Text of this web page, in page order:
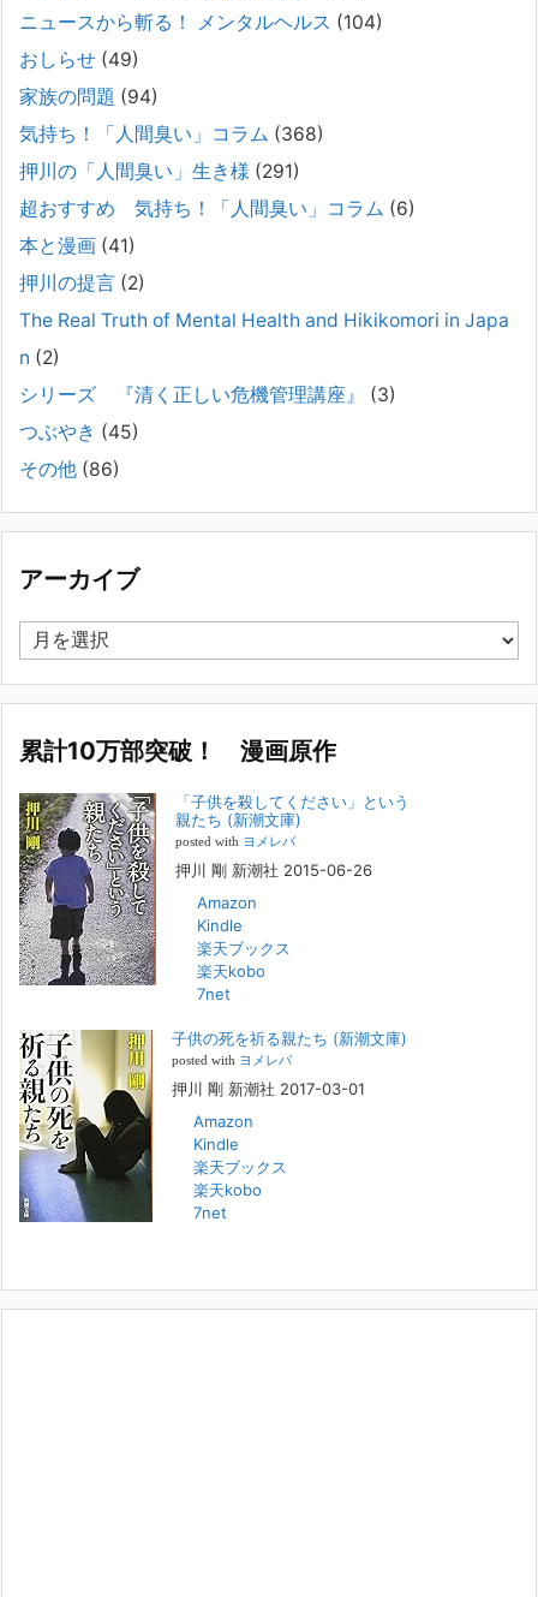
（株）トキワ精神保健事務所（所長：押川剛）が支援の現場で行なって
きた実務対応を、家族向けに整理しています。 続きをみ
#042 精神疾患の子どもと健全なコミュニケーション
がとれない（母娘編）。
弊社は、病識のない重篤な精神疾患を抱えるご家族からのご相談を受
け、長年にわたり精神科医療へのアクセスの仕方や問題解決に取り組ん
い場合、家 [...]
#041 将来を案じる「きょうだい」必見②きょうだ
で困っている方へ
2025年8月11日
長年問題解決に至らない家族のパターンのうち、弊社の相談で多い事例
景・特徴続きをみる
集英社オンラインのインタビューを受けました。「漫
画といえば集英社！」というく…
2023年3月1日
集英社オンラインのインタビューを受けました。「漫画といえば集英
社！」というくらいの大御所が、「子供を殺してくださいという親た
名誉です。h[...]
若年層の子供の問題
『「子供を殺してください」という親たち』では、先月まで、10代の対
象者をテーマにした回、「ケース19 奴隷化する親たち」をお送りして
いました。こちらは、最終話をコミックバンチWebで読むことができま
す[...]
FBS福岡放送『目撃者f』出演情報
2022年2月27日
本日（日曜）深夜1時25分～FBS福岡放送『目撃者f』で、（株）トキワ
されます。「俺がつなげてやる～コワモテ“説得屋”の生き様～」続きを
[...]
人と“直接”向き合うことの価値
2022年1月14日
2022年になりました。すでに言い尽くされていることではありますが、
コロナ禍は、日々の生活や生き方そのものを考える機会となりました。
ニュースから斬る！ メンタルヘルス (104)
おしらせ (49)
家族の問題 (94)
気持ち！「人間臭い」コラム (368)
押川の「人間臭い」生き様 (291)
超おすすめ 気持ち！「人間臭い」コラム (6)
本と漫画 (41)
押川の提言 (2)
The Real Truth of Mental Health and Hikikomori in Japa
n (2)
シリーズ 『清く正しい危機管理講座』
(3)
つぶやき (45)
その他 (86)
アーカイブ
ー
カ
ブ
累計10万部突破！ 漫画原作
「子供を殺してください」という
親たち (新潮文庫)
posted with ヨメレバ
押川 剛 新潮社 2015-06-26
Amazon
Kindle
楽天ブックス
楽天kobo
7net
子供の死を祈る親たち (新潮文庫)
posted with ヨメレバ
押川 剛 新潮社 2017-03-01
Amazon
Kindle
楽天ブックス
楽天kobo
7net